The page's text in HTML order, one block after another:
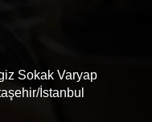
Sokak Varyap
İstanbul